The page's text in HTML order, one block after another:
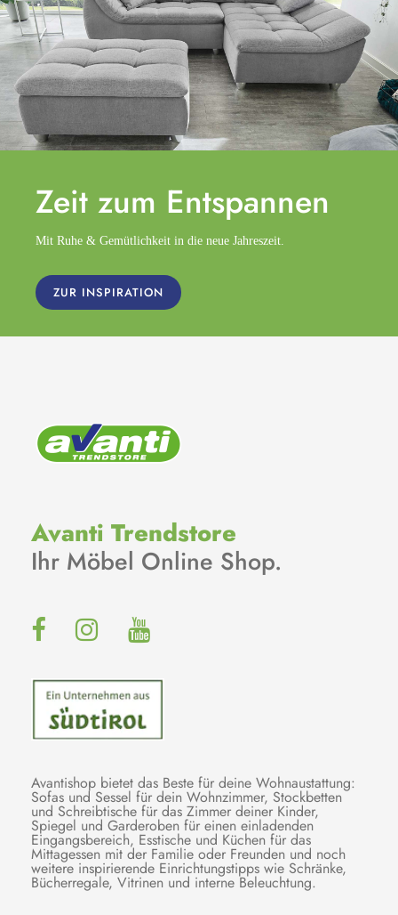
Zeit zum Entspannen
Mit Ruhe & Gemütlichkeit in die neue Jahreszeit.
ZUR INSPIRATION
Avanti Trendstore
Ihr Möbel Online Shop.
Avantishop bietet das Beste für deine Wohnaustattung:
Sofas und Sessel für dein Wohnzimmer, Stockbetten
und Schreibtische für das Zimmer deiner Kinder,
Spiegel und Garderoben für einen einladenden
Eingangsbereich, Esstische und Küchen für das
Mittagessen mit der Familie oder Freunden und noch
weitere inspirierende Einrichtungstipps wie Schränke,
Bücherregale, Vitrinen und interne Beleuchtung.